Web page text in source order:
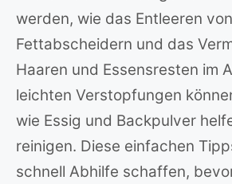
werden, wie das Entleeren von
Fettabscheidern und das
Haaren und Essensresten im
leichten Verstopfungen
wie Essig und Backpulver
reinigen. Diese einfachen
schnell Abhilfe schaffen,